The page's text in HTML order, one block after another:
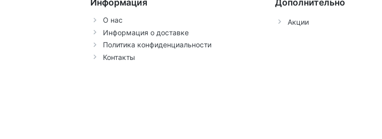
Информация
О нас
Информация о доставке
Политика конфиденциальности
Контакты
Дополнительно
Акции